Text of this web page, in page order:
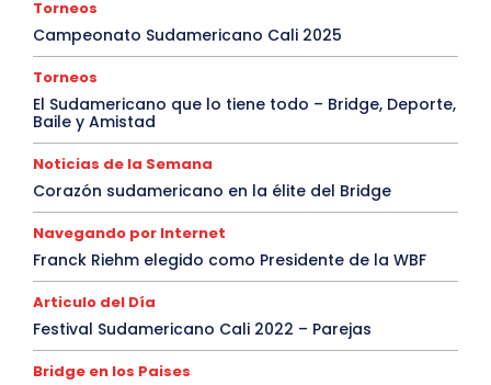
Torneos
Campeonato Sudamericano Cali 2025
Torneos
El Sudamericano que lo tiene todo – Bridge, Deporte,
Baile y Amistad
Noticias de la Semana
Corazón sudamericano en la élite del Bridge
Navegando por Internet
Franck Riehm elegido como Presidente de la WBF
Articulo del Día
Festival Sudamericano Cali 2022 – Parejas
Bridge en los Paises